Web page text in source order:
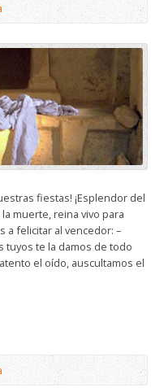
fiestas! ¡Esplendor del
muerte, reina vivo para
a felicitar al vencedor: –
tuyos te la damos de todo
el oído, auscultamos el